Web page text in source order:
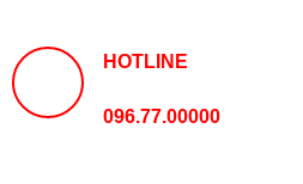
HOTLINE
096.77.00000